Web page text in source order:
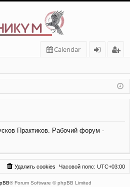
Calendar
д
ис
тр
Практиков. Рабочий форум -
Часовой пояс: UTC+03:00
Удалить cookies
® Forum Software © phpBB Limited